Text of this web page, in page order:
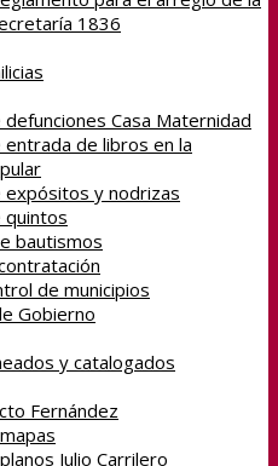
1836
defunciones Casa Maternidad
entrada de libros en la
expósitos y nodrizas
quintos
bautismos
de municipios
Gobierno
y catalogados
Fernández
Julio Carrilero